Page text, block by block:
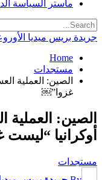
ماستر السياسة
جريدة بريس ميديا
Home
مستجدات
الصين: العملية
غزوا”￼
الصين:
أوكرانيا
مستجدات